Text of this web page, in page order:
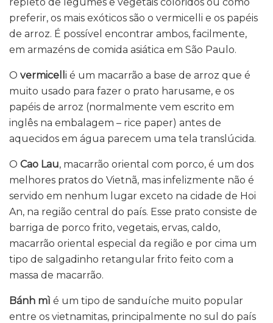
preferir, os mais exóticos são o vermicelli e os papéis
de arroz. É possível encontrar ambos, facilmente,
em armazéns de comida asiática em São Paulo.
O vermicell i é um macarrão a base de arroz que é
muito usado para fazer o prato harusame, e os
papéis de arroz (normalmente vem escrito em
inglês na embalagem – rice paper) antes de
aquecidos em água parecem uma tela translúcida.
O Cao Lau, macarrão oriental com porco, é um dos
melhores pratos do Vietnã, mas infelizmente não é
servido em nenhum lugar exceto na cidade de Hoi
An, na região central do país. Esse prato consiste de
barriga de porco frito, vegetais, ervas, caldo,
macarrão oriental especial da região e por cima um
tipo de salgadinho retangular frito feito com a
massa de macarrão.
Bánh mì é um tipo de sanduíche muito popular
entre os vietnamitas, principalmente no sul do país